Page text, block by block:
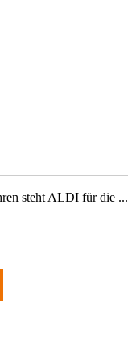
steht ALDI für die ...